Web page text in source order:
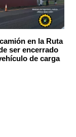
en la Ruta
ser encerrado
de carga